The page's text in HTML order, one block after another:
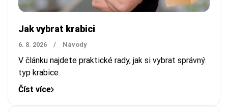
Jak vybrat krabici
6. 8. 2026 / Návody
V článku najdete praktické rady, jak si vybrat správný
typ krabice.
Číst více